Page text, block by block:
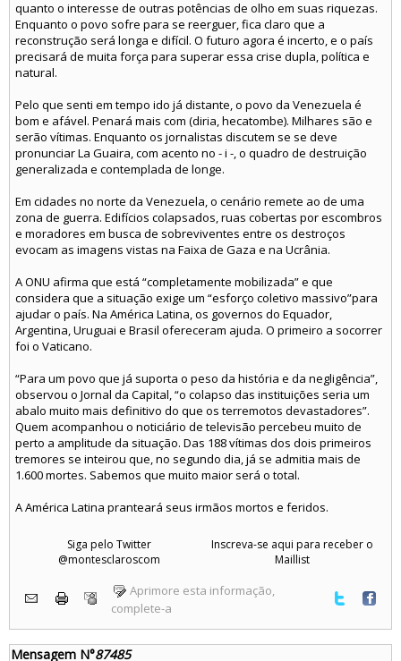
quanto o interesse de outras potências de olho em suas riquezas.
Enquanto o povo sofre para se reerguer, fica claro que a
reconstrução será longa e difícil. O futuro agora é incerto, e o país
precisará de muita força para superar essa crise dupla, política e
natural.
Pelo que senti em tempo ido já distante, o povo da Venezuela é
bom e afável. Penará mais com (diria, hecatombe). Milhares são e
serão vítimas. Enquanto os jornalistas discutem se se deve
pronunciar La Guaira, com acento no - i -, o quadro de destruição
generalizada e contemplada de longe.
Em cidades no norte da Venezuela, o cenário remete ao de uma
zona de guerra. Edifícios colapsados, ruas cobertas por escombros
e moradores em busca de sobreviventes entre os destroços
evocam as imagens vistas na Faixa de Gaza e na Ucrânia.
A ONU afirma que está “completamente mobilizada” e que
considera que a situação exige um “esforço coletivo massivo”para
ajudar o país. Na América Latina, os governos do Equador,
Argentina, Uruguai e Brasil ofereceram ajuda. O primeiro a socorrer
foi o Vaticano.
“Para um povo que já suporta o peso da história e da negligência”,
observou o Jornal da Capital, “o colapso das instituições seria um
abalo muito mais definitivo do que os terremotos devastadores”.
Quem acompanhou o noticiário de televisão percebeu muito de
perto a amplitude da situação. Das 188 vítimas dos dois primeiros
tremores se inteirou que, no segundo dia, já se admitia mais de
1.600 mortes. Sabemos que muito maior será o total.
A América Latina pranteará seus irmãos mortos e feridos.
Siga pelo Twitter
@montesclaroscom
Inscreva-se aqui para receber o
Maillist
Aprimore esta informação,
complete-a
Mensagem N°87485